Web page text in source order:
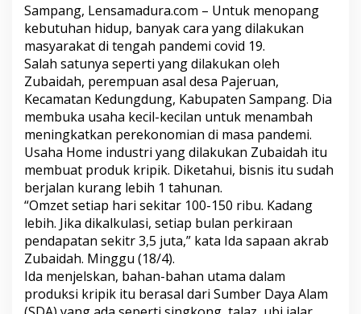
U
s
a
h
a
H
o
m
e
I
n
d
u
t
r
i
Sampang, Lensamadura.com – Untuk menopang
kebutuhan hidup, banyak cara yang dilakukan
masyarakat di tengah pandemi covid 19.
Salah satunya seperti yang dilakukan oleh
Zubaidah, perempuan asal desa Pajeruan,
Kecamatan Kedungdung, Kabupaten Sampang. Dia
membuka usaha kecil-kecilan untuk menambah
meningkatkan perekonomian di masa pandemi.
Usaha Home industri yang dilakukan Zubaidah itu
membuat produk kripik. Diketahui, bisnis itu sudah
berjalan kurang lebih 1 tahunan.
“Omzet setiap hari sekitar 100-150 ribu. Kadang
lebih. Jika dikalkulasi, setiap bulan perkiraan
pendapatan sekitr 3,5 juta,” kata Ida sapaan akrab
Zubaidah. Minggu (18/4).
Ida menjelskan, bahan-bahan utama dalam
produksi kripik itu berasal dari Sumber Daya Alam